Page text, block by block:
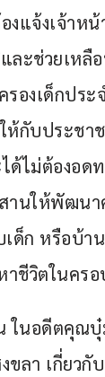
งแจ้งเจ้าห
ละช่วยเหลื
รองเด็กปร
ห้กับประชา
ไม่ต้องอด
านให้พัฒนา
ด็ก หรือบ้า
ชีวิตในครอ
ในอดีตคุณ
ขลา เกี่ยวกั